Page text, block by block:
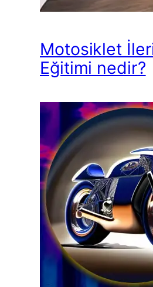
Motosiklet
Eğitimi nedir?